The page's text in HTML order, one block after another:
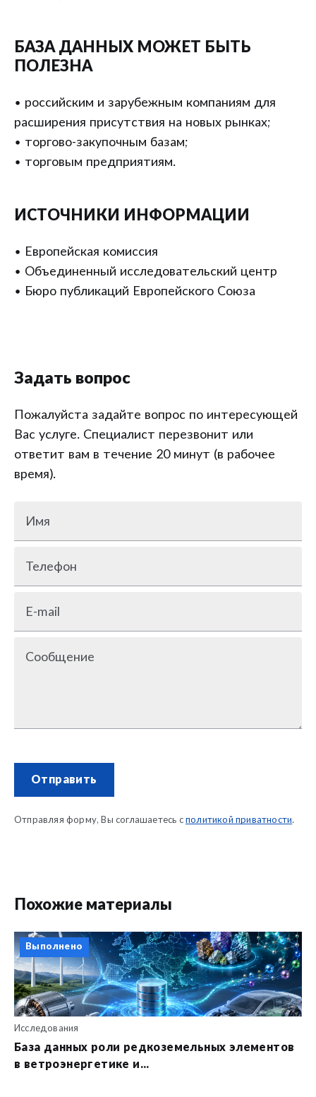
БАЗА ДАННЫХ МОЖЕТ БЫТЬ
ПОЛЕЗНА
• российским и зарубежным компаниям для
расширения присутствия на новых рынках;
• торгово-закупочным базам;
• торговым предприятиям.
ИСТОЧНИКИ ИНФОРМАЦИИ
• Европейская комиссия
• Объединенный исследовательский центр
• Бюро публикаций Европейского Союза
Задать вопрос
Пожалуйста задайте вопрос по интересующей
Вас услуге. Специалист перезвонит или
ответит вам в течение 20 минут (в рабочее
время).
Имя
Телефон
E-mail
Сообщение
Отправить
Отправляя форму, Вы соглашаетесь с политикой приватности.
Похожие материалы
Выполнено
Исследования
База данных роли редкоземельных элементов
в ветроэнергетике и...